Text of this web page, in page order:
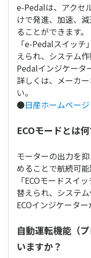
e-Pedalは、アクセ
けで発進、加速、
ることができます。
「e-Pedalスイッ
えられ、システム
Pedalインジケータ
詳しくは、メーカ
い。
●日産ホームページ
ECOモードとは
モーターの出力を
めることで航続可能
「ECOモードスイ
替えられ、システ
ECOインジケーター
自動運転機能（
いますか？